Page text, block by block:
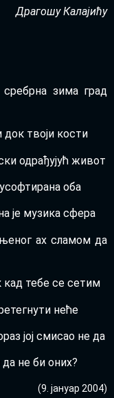
Дра­го­шу Кала­ји­ћу
зима град
тво­ји кости
одра­ђу­јућ живот
оба
је музи­ка сфе­ра
ах сла­мом да
кад тебе се сетим
неће
јој сми­сао не да
не би оних?
(9. јану­ар 2004)